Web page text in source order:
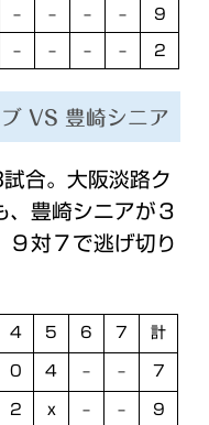
– – – – 9
– – – – 2
VS 豊崎シニア
合。大阪淡路ク
、豊崎シニアが３
９対７で逃げ切り
4 5 6 7 計
0 4 – – 7
2 x – – 9